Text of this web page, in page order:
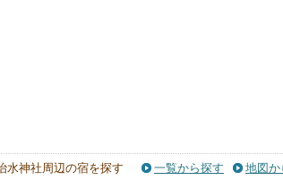
水神社周辺の宿を探す 一覧から探す 地図か